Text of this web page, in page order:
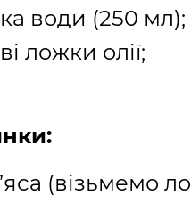
води (250 мл);
ложки олії;
(візьмемо